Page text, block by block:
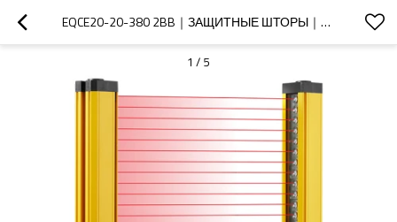
EQCE20-20-380 2BB｜ЗАЩИТНЫЕ ШТОРЫ｜DADISICK
1 / 5